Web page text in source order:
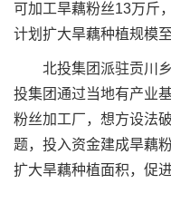
可加工旱藕粉丝13万斤
计划扩大旱藕种植规模
北投集团派驻贡川乡
投集团通过当地有产业
粉丝加工厂，想方设法
题，投入资金建成旱藕
扩大旱藕种植面积，促